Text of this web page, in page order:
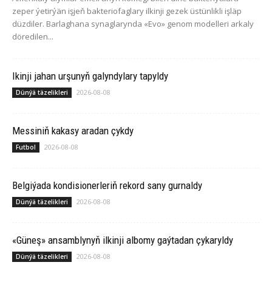
zeper ýetirýän işjeň bakteriofaglary ilkinji gezek üstünlikli işläp
düzdiler. Barlaghana synaglarynda «Evo» genom modelleri arkaly
döredilen...
Ikinji jahan urşunyň galyndylary tapyldy
Dünýä täzelikleri 2026-08-08
Messiniň kakasy aradan çykdy
Futbol 2026-08-08
Belgiýada kondisionerleriň rekord sany gurnaldy
Dünýä täzelikleri 2026-08-08
«Güneş» ansamblynyň ilkinji albomy gaýtadan çykaryldy
Dünýä täzelikleri 2026-08-08